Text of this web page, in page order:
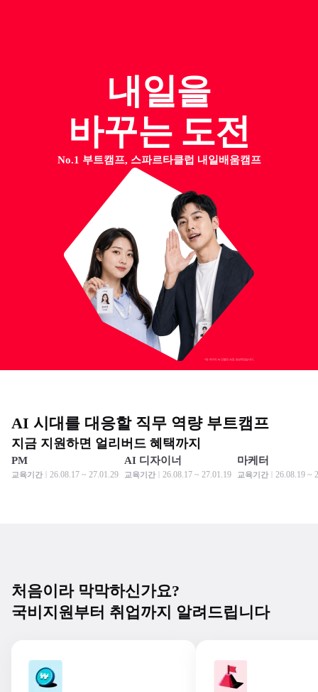
내일을
바꾸는 도전
No.1 부트캠프, 스파르타클럽 내일배움캠프
AI 시대를 대응할 직무 역량 부트캠프
지금 지원하면 얼리버드 혜택까지
모집 중
모집 중
PM
교육기간 26.08.17 ~ 27.01.29
모집 중
모집 중
AI 디자이너
교육기간 26.08.17 ~ 27.01.19
모집 중
모집 중
마케터
교육기간 26.08.19 ~
처음이라 막막하신가요?
국비지원부터 취업까지 알려드립니다